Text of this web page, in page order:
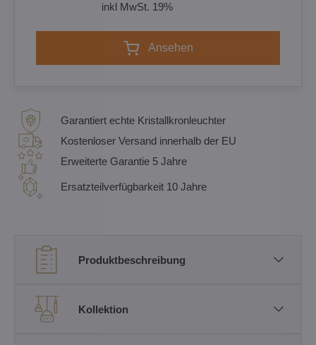
inkl MwSt. 19%
Ansehen
Garantiert echte Kristallkronleuchter
Kostenloser Versand innerhalb der EU
Erweiterte Garantie 5 Jahre
Ersatzteilverfügbarkeit 10 Jahre
Produktbeschreibung
Kollektion